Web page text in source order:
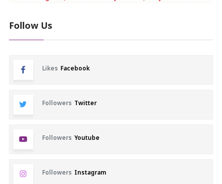
Follow Us
Likes Facebook
Followers Twitter
Followers Youtube
Followers Instagram